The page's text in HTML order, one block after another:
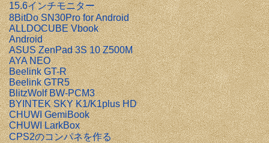
15.6インチモニター
8BitDo SN30Pro for Android
ALLDOCUBE Vbook
Android
ASUS ZenPad 3S 10 Z500M
AYA NEO
Beelink GT-R
Beelink GTR5
BlitzWolf BW-PCM3
BYINTEK SKY K1/K1plus HD
CHUWI GemiBook
CHUWI LarkBox
CPS2のコンパネを作る